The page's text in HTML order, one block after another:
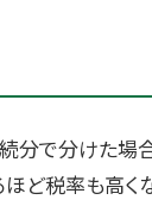
で分けた場
ど税率も高くな